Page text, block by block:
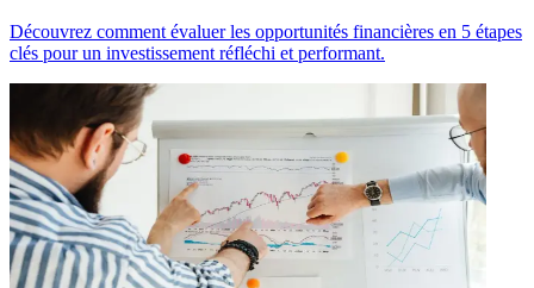
Découvrez comment évaluer les opportunités financières en 5 étapes
clés pour un investissement réfléchi et performant.